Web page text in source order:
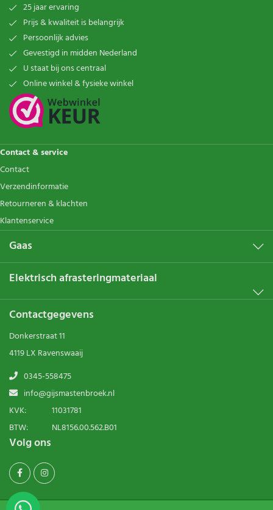
25 jaar ervaring
Prijs & kwaliteit is belangrijk
Persoonlijk advies
Gevestigd in midden Nederland
U staat bij ons centraal
Online winkel & fysieke winkel
Contact & service
Contact
Verzendinformatie
Retourneren & klachten
Klantenservice
Gaas
Elektrisch afrasteringmateriaal
Contactgegevens
Donkerstraat 11
4119 LX Ravenswaaij
0345-558475
info@gijsmastenbroek.nl
KVK:
11031781
BTW:
NL8156.00.562.B01
Volg ons